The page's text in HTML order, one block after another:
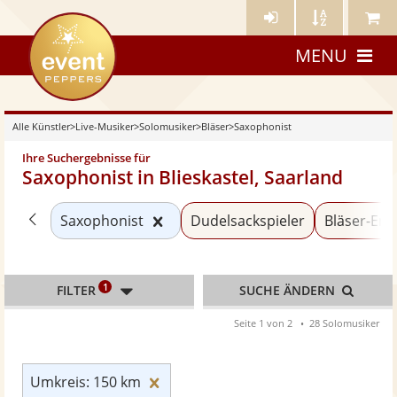
Künstler- Künstler Meine
eventpeppers
MENU
Alle Künstler>Live-Musiker>Solomusiker>Bläser>Saxophonist
Ihre Suchergebnisse für
Saxophonist in Blieskastel, Saarland
Zurück zu «Bläser»
Saxophonist Kategorie «Saxophonist»
Dudelsackspieler Bläser-
Umkreis: 150 km
FILTER 1 SUCHE ÄNDERN
Seite 1 von 2 28 Solomusiker